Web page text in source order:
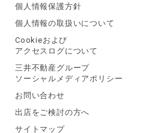
個人情報保護方針
個人情報の取扱いについて
Cookieおよび
アクセスログについて
三井不動産グループ
ソーシャルメディアポリシー
お問い合わせ
出店をご検討の方へ
サイトマップ